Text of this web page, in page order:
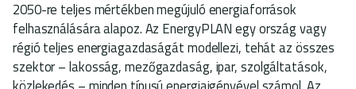
2050-re teljes mértékben megújuló energiaforrások
felhasználására alapoz. Az EnergyPLAN egy ország vagy
régió teljes energiagazdaságát modellezi, tehát az összes
szektor – lakosság, mezőgazdaság, ipar, szolgáltatások,